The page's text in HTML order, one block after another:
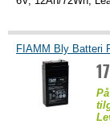
FIAMM Bly Batteri